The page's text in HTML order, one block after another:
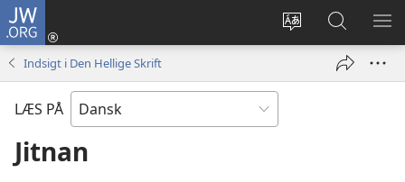
JW.ORG
Vælg
Log
på
vindue)
Søg
på
JW.ORG
VIS
Indsigt i Den Hellige Skrift
LÆS PÅ
Jitnan